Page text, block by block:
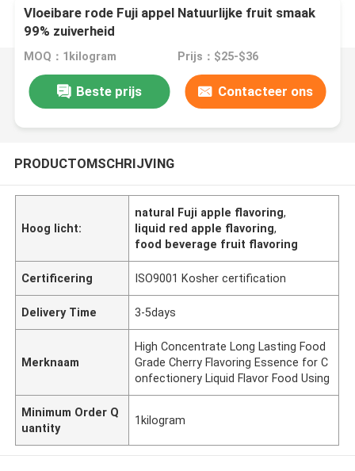
Vloeibare rode Fuji appel Natuurlijke fruit smaak
99% zuiverheid
MOQ：1kilogram Prijs：$25-$36
Beste prijs Contacteer ons
PRODUCTOMSCHRIJVING
Hoog licht:
natural Fuji apple flavoring,
liquid red apple flavoring,
food beverage fruit flavoring
Certificering ISO9001 Kosher certification
Delivery Time 3-5days
Merknaam
High Concentrate Long Lasting Food
Grade Cherry Flavoring Essence for C
onfectionery Liquid Flavor Food Using
Minimum Order Q
uantity
1kilogram